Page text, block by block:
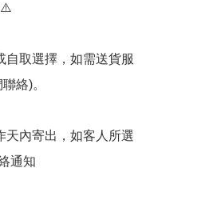
⚠️
自取選擇，如需送貨服
絡)。
天內寄出，如客人所選
通知